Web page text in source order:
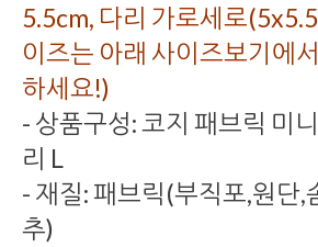
5.5cm, 다리 가로세로
이즈는 아래 사이즈보기에
하세요!)
- 상품구성: 코지 패브릭 미
리 L
- 재질: 패브릭(부직포,원단,
추)